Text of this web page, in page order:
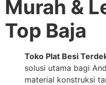
Murah &
Top Baja
Toko Plat Besi
solusi utama bagi
material konstruksi